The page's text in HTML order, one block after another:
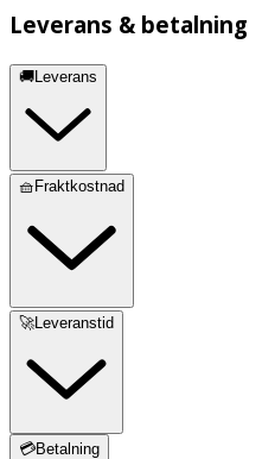
Leverans & betalning
🚚Leverans
🧺Fraktkostnad
🚀Leveranstid
💳Betalning